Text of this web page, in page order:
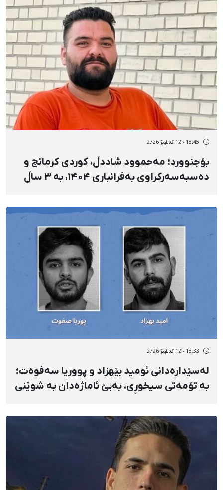
18:45 - 12 گەلاوێژ 2726
بۆجنوورد؛ مەحموود شاددڵ، کوردی کرمانج و
دەسبەسەرکراوی بەفرانباری ۱۴۰۴، بە ۳ ساڵ
18:33 - 12 گەلاوێژ 2726
لەسێدارەدانی ئومید بێهزاد و پووریا سەفوەت؛
بە تۆمەتی سیخوڕی، بەبێ ئاماژەدان بە شوێنی
بە بڵاوکردنەوەی ڤیدیۆی دانپێدانانی زۆرەملێ